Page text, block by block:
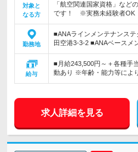
対象と
なる方
「航空関連国家資格」など
です！ ※実務未経験者OK
勤務地
■ANAラインメンテナンス
田空港3-3-2 ■ANAベースメ
給与
■月給243,500円～＋各種手
動あり ※年齢・能力等によ
求人詳細を見る